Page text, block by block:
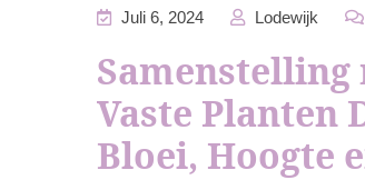
Juli 6, 2024 Lodewijk
Samenstelling
Vaste Planten
Bloei, Hoogte